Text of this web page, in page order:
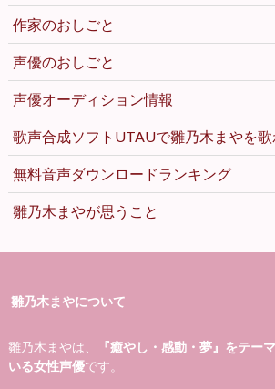
作家のおしごと
声優のおしごと
声優オーディション情報
歌声合成ソフトUTAUで雛乃木まやを歌
無料音声ダウンロードランキング
雛乃木まやが思うこと
雛乃木まやについて
雛乃木まやは、
『癒やし・感動・夢』をテー
いる女性声優です。